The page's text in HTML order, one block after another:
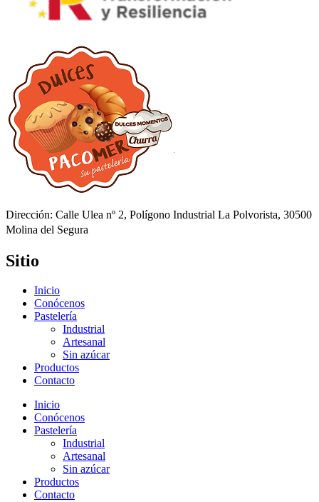
Dirección: Calle Ulea nº 2, Polígono Industrial La Polvorista, 30500
Molina del Segura
Sitio
Inicio
Conócenos
Pastelería
Industrial
Artesanal
Sin azúcar
Productos
Contacto
Inicio
Conócenos
Pastelería
Industrial
Artesanal
Sin azúcar
Productos
Contacto